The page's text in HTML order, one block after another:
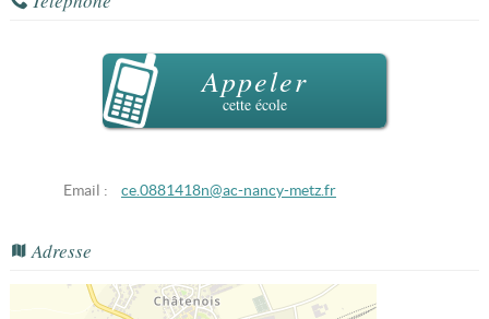
Appeler
cette école
Email : ce.0881418n@ac-nancy-metz.fr
Adresse